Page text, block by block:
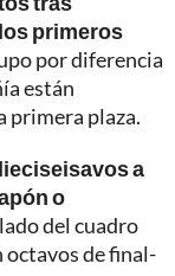
primeros
por diferencia
están
primera plaza.
a
o
del cuadro
octavos de final-